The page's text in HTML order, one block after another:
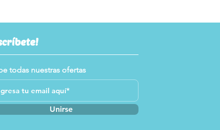
todas nuestras ofertas
Unirse